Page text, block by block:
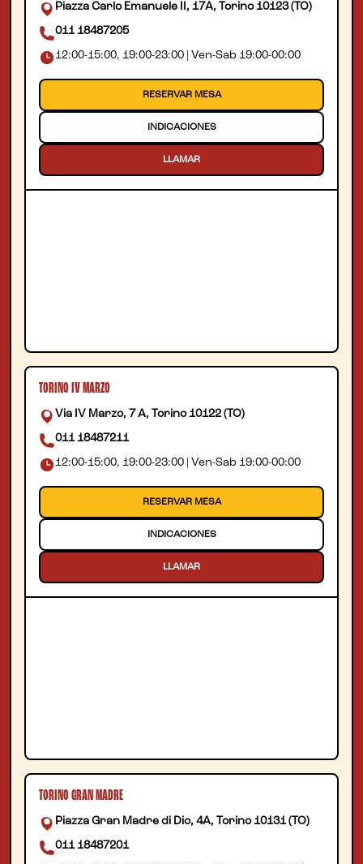
Piazza Carlo Emanuele II, 17A, Torino 10123 (TO)
011 18487205
12:00-15:00, 19:00-23:00 | Ven-Sab 19:00-00:00
RESERVAR MESA
INDICACIONES
LLAMAR
TORINO IV MARZO
Via IV Marzo, 7 A, Torino 10122 (TO)
011 18487211
12:00-15:00, 19:00-23:00 | Ven-Sab 19:00-00:00
RESERVAR MESA
INDICACIONES
LLAMAR
TORINO GRAN MADRE
Piazza Gran Madre di Dio, 4A, Torino 10131 (TO)
011 18487201